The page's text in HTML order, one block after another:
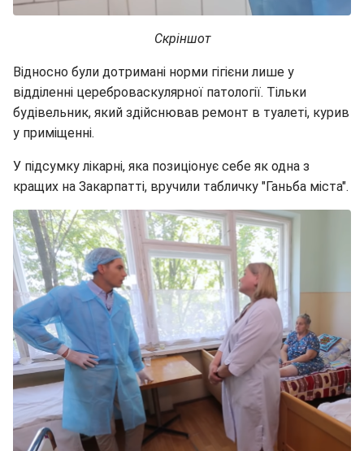
Скріншот
Відносно були дотримані норми гігієни лише у
відділенні цереброваскулярної патології. Тільки
будівельник, який здійснював ремонт в туалеті, курив
у приміщенні.
У підсумку лікарні, яка позиціонує себе як одна з
кращих на Закарпатті, вручили табличку "Ганьба міста".